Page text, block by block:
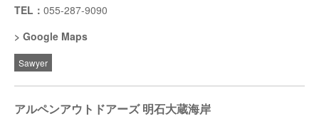
TEL： 055-287-9090
Google Maps
Sawyer
アルペンアウトドアーズ 明石大蔵海岸